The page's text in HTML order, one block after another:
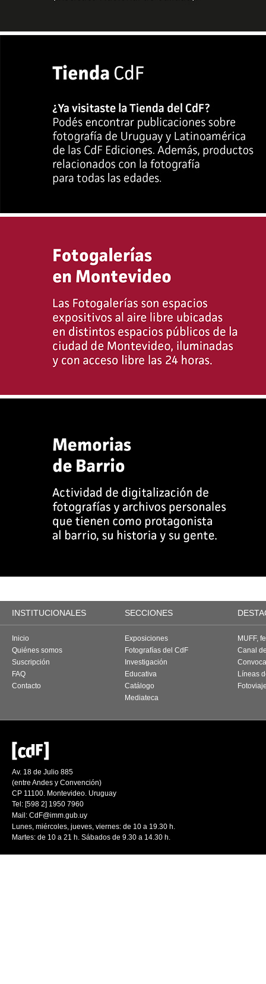
INSTITUCIONALES SECCIONES
Inicio
Quiénes somos
Suscripción
FAQ
Contacto
Exposiciones
Fotografías del CdF
Investigación
Educativa
Catálogo
Mediateca
MUFF,
Canal
Líneas
Av. 18 de Julio 885
(entre Andes y Convención)
CP 11100. Montevideo. Uruguay
Tel: [598 2] 1950 7960
Mail: CdF@imm.gub.uy
Lunes, miércoles, jueves, viernes: de 10 a 19.30 h.
Martes: de 10 a 21 h. Sábados de 9.30 a 14.30 h.